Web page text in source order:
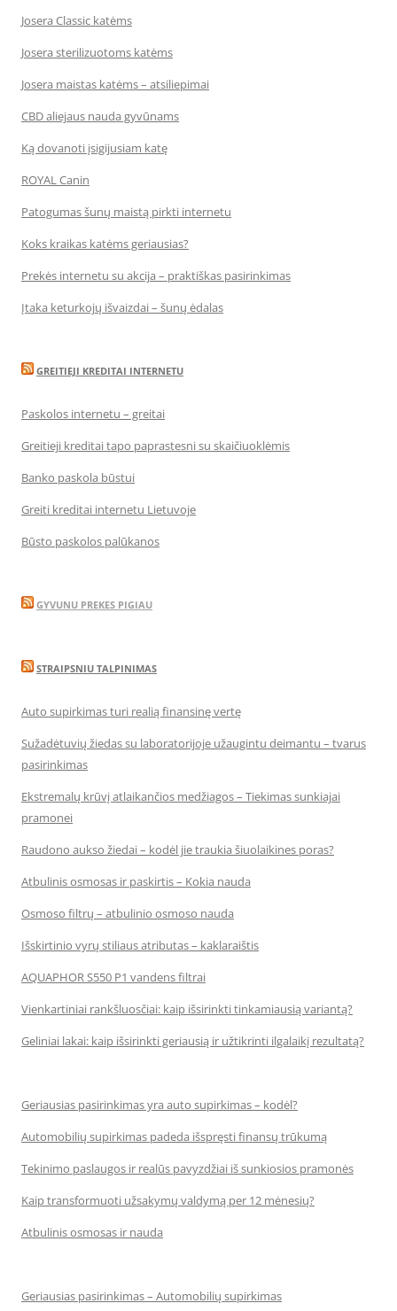
Josera Classic katėms
Josera sterilizuotoms katėms
Josera maistas katėms – atsiliepimai
CBD aliejaus nauda gyvūnams
Ką dovanoti įsigijusiam katę
ROYAL Canin
Patogumas šunų maistą pirkti internetu
Koks kraikas katėms geriausias?
Prekės internetu su akcija – praktiškas pasirinkimas
Įtaka keturkojų išvaizdai – šunų ėdalas
GREITIEJI KREDITAI INTERNETU
Paskolos internetu – greitai
Greitieji kreditai tapo paprastesni su skaičiuoklėmis
Banko paskola būstui
Greiti kreditai internetu Lietuvoje
Būsto paskolos palūkanos
GYVUNU PREKES PIGIAU
STRAIPSNIU TALPINIMAS
Auto supirkimas turi realią finansinę vertę
Sužadėtuvių žiedas su laboratorijoje užaugintu deimantu – tvarus
pasirinkimas
Ekstremalų krūvį atlaikančios medžiagos – Tiekimas sunkiajai
pramonei
Raudono aukso žiedai – kodėl jie traukia šiuolaikines poras?
Atbulinis osmosas ir paskirtis – Kokia nauda
Osmoso filtrų – atbulinio osmoso nauda
Išskirtinio vyrų stiliaus atributas – kaklaraištis
AQUAPHOR S550 P1 vandens filtrai
Vienkartiniai rankšluosčiai: kaip išsirinkti tinkamiausią variantą?
Geliniai lakai: kaip išsirinkti geriausią ir užtikrinti ilgalaikį rezultatą?
Geriausias pasirinkimas yra auto supirkimas – kodėl?
Automobilių supirkimas padeda išspręsti finansų trūkumą
Tekinimo paslaugos ir realūs pavyzdžiai iš sunkiosios pramonės
Kaip transformuoti užsakymų valdymą per 12 mėnesių?
Atbulinis osmosas ir nauda
Geriausias pasirinkimas – Automobilių supirkimas